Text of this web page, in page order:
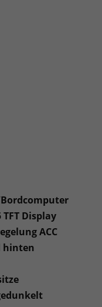
Display
ACC
hinten